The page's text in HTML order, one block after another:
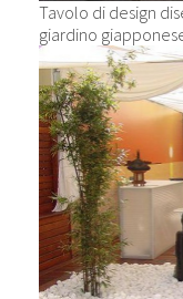
Tavolo di design
giardino